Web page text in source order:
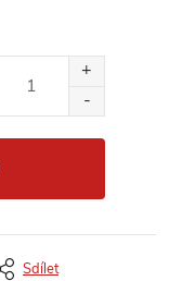
Sdílet